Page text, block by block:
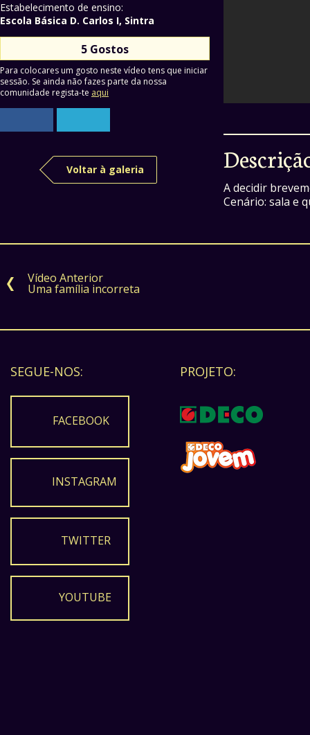
Estabelecimento de ensino:
Escola Básica D. Carlos I, Sintra
5 Gostos
Para colocares um gosto neste vídeo tens que iniciar
sessão. Se ainda não fazes parte da nossa
comunidade regista-te aqui
Voltar à galeria
A decidir
Cenário: sala e
Vídeo Anterior
Uma família incorreta
SEGUE-NOS:
FACEBOOK
INSTAGRAM
TWITTER
YOUTUBE
PROJETO: